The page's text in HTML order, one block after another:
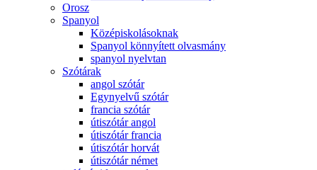
Orosz
Spanyol
Középiskolásoknak
Spanyol könnyített olvasmány
spanyol nyelvtan
Szótárak
angol szótár
Egynyelvű szótár
francia szótár
útiszótár angol
útiszótár francia
útiszótár horvát
útiszótár német